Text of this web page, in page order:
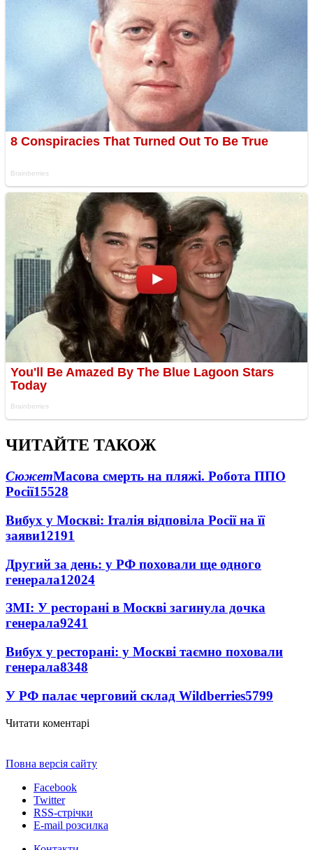
ЧИТАЙТЕ ТАКОЖ
СюжетМасова смерть на пляжі. Робота ППО
Росії15528
Вибух у Москві: Італія відповіла Росії на її
заяви12191
Другий за день: у РФ поховали ще одного
генерала12024
ЗМІ: У ресторані в Москві загинула дочка
генерала9241
Вибух у ресторані: у Москві таємно поховали
генерала8348
У РФ палає черговий склад Wildberries5799
Читати коментарі
Повна версія сайту
Facebook
Twitter
RSS-стрічки
E-mail розсилка